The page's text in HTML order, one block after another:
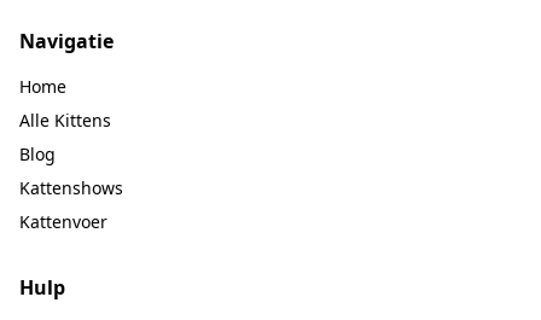
Navigatie
Home
Alle Kittens
Blog
Kattenshows
Kattenvoer
Hulp